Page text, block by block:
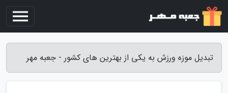
تبدیل موزه ورزش به یکی از بهترین های کشور - جعبه مهر